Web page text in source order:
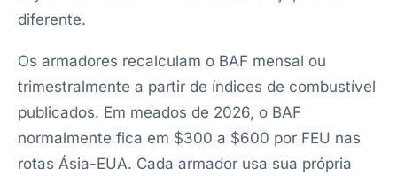
diferente.
Os armadores recalculam o BAF mensal ou
trimestralmente a partir de índices de combustível
publicados. Em meados de 2026, o BAF
normalmente fica em $300 a $600 por FEU nas
rotas Ásia-EUA. Cada armador usa sua própria